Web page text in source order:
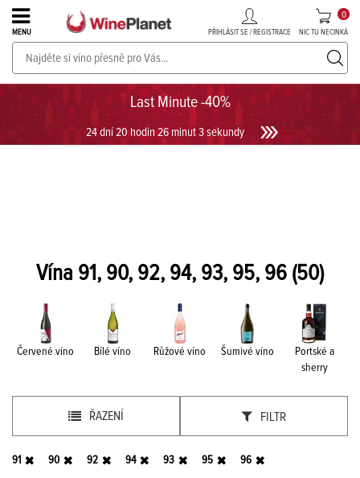
Last Minute -40%
24 dní 20 hodin 26 minut 2 sekundy
MENU PŘIHLÁSIT SE / REGISTRACE NIC TU NECINKÁ
0
PROSECCO v akci až do -30%!UKÁZAT PROSECCO
Vína 91, 90, 92, 94, 93, 95, 96 (50)
Červené víno Bílé víno Růžové víno Šumivé víno
Portské a
sherry
ŘAZENÍ FILTR
91 90 92 94 93 95 96